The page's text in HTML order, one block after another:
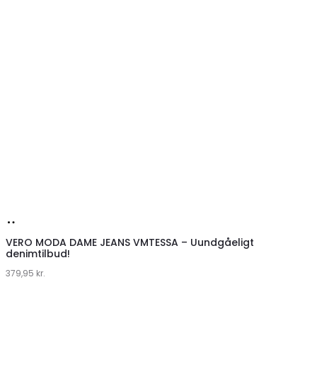
hos
VERO MODA DAME JEANS VMTESSA – Uundgåeligt
denimtilbud!
379,95 kr.